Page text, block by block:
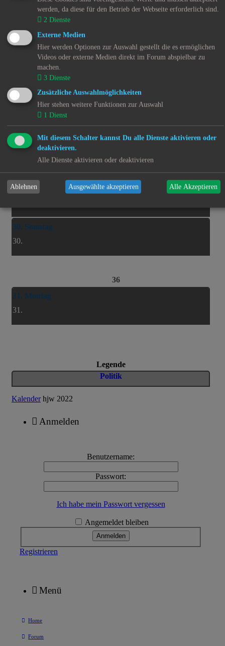
25. Dienstag
25.
26. Mittwoch
26.
27. Donnerstag
27.
28. Freitag
29. Samstag
30. Sonntag
30.
36
31. Montag
31.
Legende
Politik
Kalenderhjw 2022
Anmelden
Benutzername:
Passwort:
Ich habe mein Passwort vergessen
Angemeldet bleiben
Registrieren
Menü
Home
Forum
werden, da diese für den Betrieb der Webseite erforderlich sind.
2 Dienste
Externe Medien
Hier werden Optionen zur Auswahl gestellt die es ermöglichen
Videos oder externe Medien direkt im Forum abspielbar zu
machen.
3 Dienste
Zusätzliche Auswahlmöglichkeiten
Hier stehen weitere Funktionen zur Auswahl
1 Dienst
Mit diesem Schalter kannst Du alle Dienste aktivieren oder
deaktivieren.
Alle Dienste aktivieren oder deaktivieren
Ablehnen Ausgewählte akzeptieren Alle Akzeptieren